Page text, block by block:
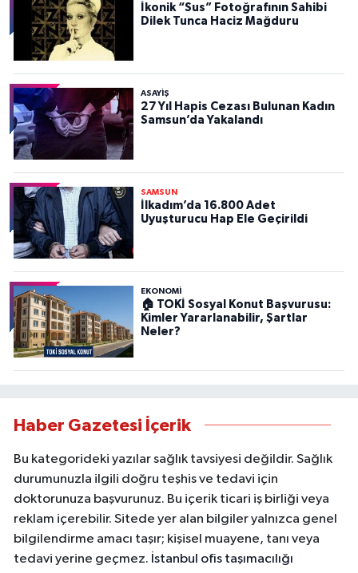
İkonik “Sus” Fotoğrafının Sahibi
Dilek Tunca Haciz Mağduru
ASAYIŞ
27 Yıl Hapis Cezası Bulunan Kadın
Samsun’da Yakalandı
SAMSUN
İlkadım’da 16.800 Adet
Uyuşturucu Hap Ele Geçirildi
EKONOMİ
🏠 TOKİ Sosyal Konut Başvurusu:
Kimler Yararlanabilir, Şartlar
Neler?
Haber Gazetesi İçerik
Bu kategorideki yazılar sağlık tavsiyesi değildir. Sağlık
durumunuzla ilgili doğru teşhis ve tedavi için
doktorunuza başvurunuz. Bu içerik ticari iş birliği veya
reklam içerebilir. Sitede yer alan bilgiler yalnızca genel
bilgilendirme amacı taşır; kişisel muayene, tanı veya
tedavi yerine geçmez. İstanbul ofis taşımacılığı